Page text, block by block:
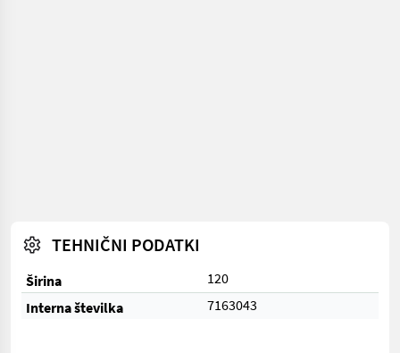
TEHNIČNI PODATKI
Širina
120
Interna številka
7163043